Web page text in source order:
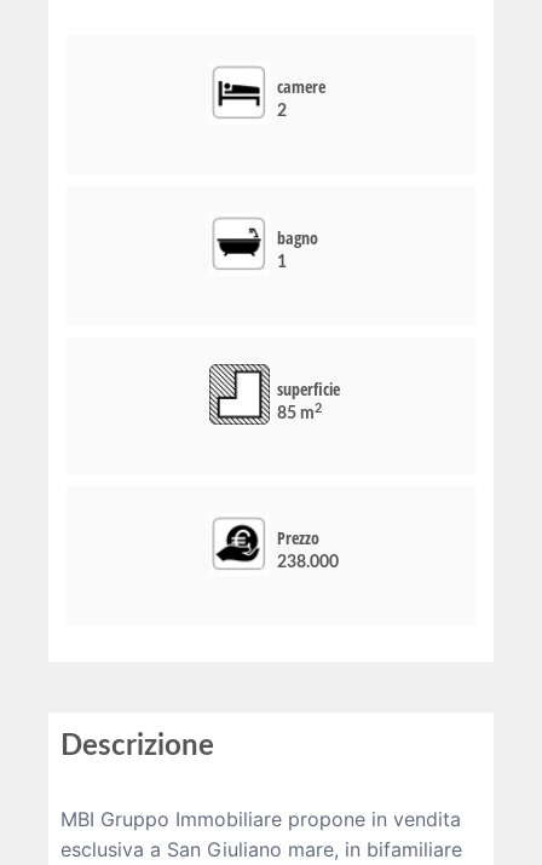
camere
2
bagno
1
superficie
85 m2
Prezzo
238.000
Descrizione
MBI Gruppo Immobiliare propone in vendita
esclusiva a San Giuliano mare, in bifamiliare